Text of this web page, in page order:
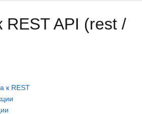
REST API (rest /
к REST